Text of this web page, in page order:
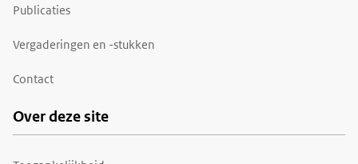
Publicaties
Vergaderingen en -stukken
Contact
Over deze site